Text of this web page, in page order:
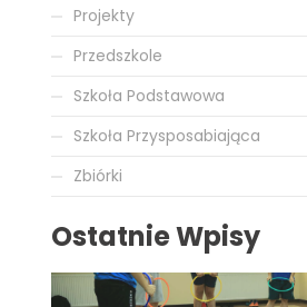
Projekty
Przedszkole
Szkoła Podstawowa
Szkoła Przysposabiająca
Zbiórki
Ostatnie Wpisy